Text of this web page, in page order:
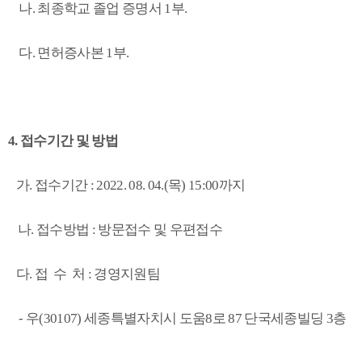
나. 최종학교 졸업 증명서 1부.
다. 면허증사본 1부.
4. 접수기간 및 방법
가. 접수기간 : 2022. 08. 04.(목) 15:00까지
나. 접수방법 : 방문접수 및 우편접수
다. 접 수 처 : 경영지원팀
- 우(30107)세종특별자치시 도움8로87 단국세종빌딩 3층